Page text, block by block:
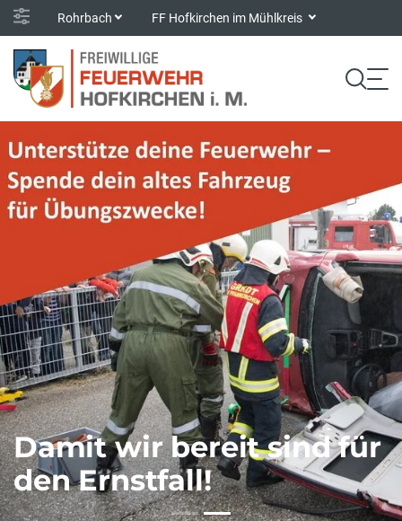
Rohrbach FF Hofkirchen im Mühlkreis
Damit wir bereit sind für
den Ernstfall!